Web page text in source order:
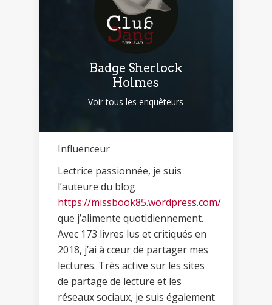
Badge Sherlock
Holmes
Voir tous les enquêteurs
Influenceur
Lectrice passionnée, je suis
l’auteure du blog
https://missbook85.wordpress.com/
que j’alimente quotidiennement.
Avec 173 livres lus et critiqués en
2018, j’ai à cœur de partager mes
lectures. Très active sur les sites
de partage de lecture et les
réseaux sociaux, je suis également